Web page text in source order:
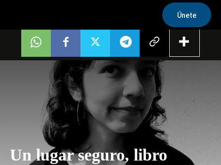
Únete
Un lugar seguro, libro